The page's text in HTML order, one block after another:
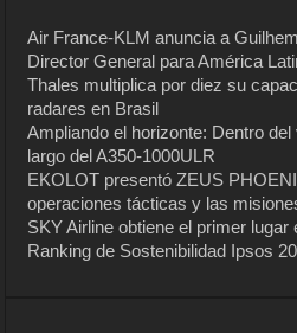
Air France-KLM anuncia a
Director General para América
Thales multiplica por diez su
radares en Brasil
Ampliando el horizonte: Dentro
largo del A350-1000ULR
EKOLOT presentó ZEUS
operaciones tácticas y las
SKY Airline obtiene el primer
Ranking de Sostenibilidad Ipsos